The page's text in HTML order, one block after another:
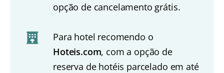
opção de cancelamento grátis.
Para hotel recomendo o
Hoteis.com, com a opção de
reserva de hotéis parcelado em até